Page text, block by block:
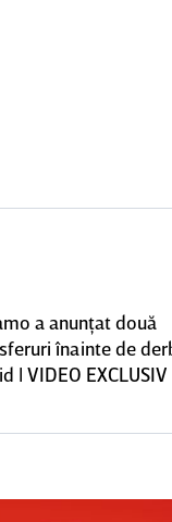
a anunţat două
înainte de
| VIDEO EXCLUSIV